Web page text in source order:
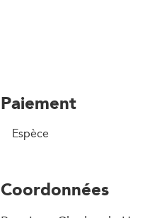
Paiement
Espèce
Coordonnées